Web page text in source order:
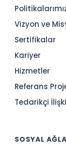
Vizyon ve
Sertifikalar
Kariyer
Hizmetler
Referans
Tedarikçi
SOSYAL